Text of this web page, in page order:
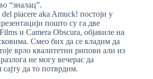
“зналац”.
piacere aka Amuck! постоји у
пошто су га две
и Camera Obscura, објавиле на
Смео бих да се кладим да
врло квалитетни рипови али из
не могу вечерас да
да то потврдим.